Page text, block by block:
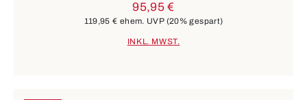
95,95 €
119,95 € ehem. UVP (20% gespart)
INKL. MWST.